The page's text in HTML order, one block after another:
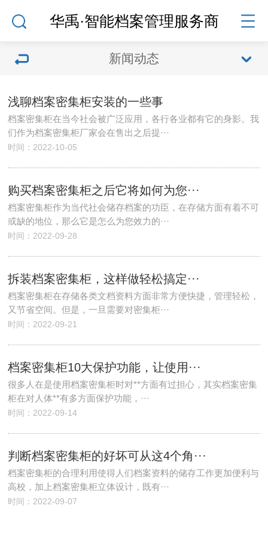
华禹·智能档案管理服务商
新闻动态
浅聊档案密集柜安装的一些事
档案密集柜在当今社会被广泛应用，各行各业都有它的身影。我
们作为档案密集柜厂家会在售出之后提···
时间：2022-10-05
购买档案密集柜之后它将如何为您···
档案密集柜作为当代社会储存档案的功臣，在存储方面有着不可
或缺的地位，那么它是怎么为您效力的···
时间：2022-09-28
拆装档案密集柜，这样做轻松搞定···
档案密集柜在存储各类文档资料方面非常方便快捷，管理轻松，
又节省空间。但是，一旦需要对密集柜···
时间：2022-09-21
档案密集柜10大保护功能，让使用···
很多人在是使用档案密集柜时对**方面有过担心，其实档案密集
柜在对人体**有多方面保护功能，···
时间：2022-09-14
判断档案密集柜的好坏可从这4个角···
档案密集柜的合理利用使得人们档案资料的储存工作更加便利与
高校，加上档案密集柜立体设计，既有···
时间：2022-09-07